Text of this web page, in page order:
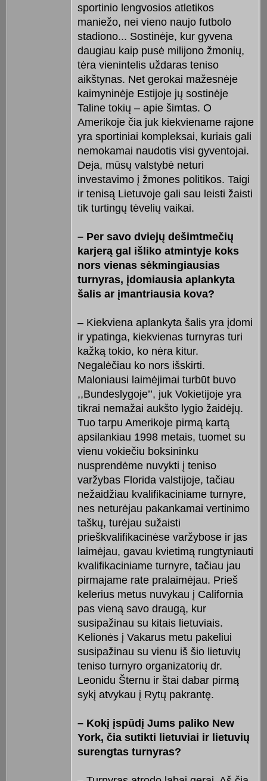
sportinio lengvosios atletikos
maniežo, nei vieno naujo futbolo
stadiono... Sostinėje, kur gyvena
daugiau kaip pusė milijono žmonių,
tėra vienintelis uždaras teniso
aikštynas. Net gerokai mažesnėje
kaimyninėje Estijoje jų sostinėje
Taline tokių – apie šimtas. O
Amerikoje čia juk kiekviename rajone
yra sportiniai kompleksai, kuriais gali
nemokamai naudotis visi gyventojai.
Deja, mūsų valstybė neturi
investavimo į žmones politikos. Taigi
ir tenisą Lietuvoje gali sau leisti žaisti
tik turtingų tėvelių vaikai.
– Per savo dviejų dešimtmečių
karjerą gal išliko atmintyje koks
nors vienas sėkmingiausias
turnyras, įdomiausia aplankyta
šalis ar įmantriausia kova?
– Kiekviena aplankyta šalis yra įdomi
ir ypatinga, kiekvienas turnyras turi
kažką tokio, ko nėra kitur.
Negalėčiau ko nors išskirti.
Maloniausi laimėjimai turbūt buvo
,,Bundeslygoje’’, juk Vokietijoje yra
tikrai nemažai aukšto lygio žaidėjų.
Tuo tarpu Amerikoje pirmą kartą
apsilankiau 1998 metais, tuomet su
vienu vokiečiu boksininku
nusprendėme nuvykti į teniso
varžybas Florida valstijoje, tačiau
nežaidžiau kvalifikaciniame turnyre,
nes neturėjau pakankamai vertinimo
taškų, turėjau sužaisti
prieškvalifikacinėse varžybose ir jas
laimėjau, gavau kvietimą rungtyniauti
kvalifikaciniame turnyre, tačiau jau
pirmajame rate pralaimėjau. Prieš
kelerius metus nuvykau į California
pas vieną savo draugą, kur
susipažinau su kitais lietuviais.
Kelionės į Vakarus metu pakeliui
susipažinau su vienu iš šio lietuvių
teniso turnyro organizatorių dr.
Leonidu Šternu ir štai dabar pirmą
sykį atvykau į Rytų pakrantę.
– Kokį įspūdį Jums paliko New
York, čia sutikti lietuviai ir lietuvių
surengtas turnyras?